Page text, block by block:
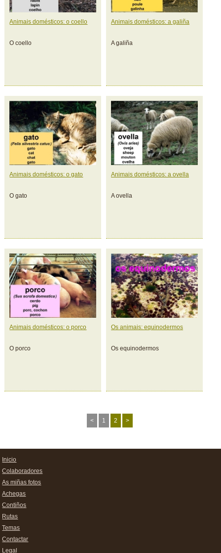
Animais domésticos: o coello
O coello
Animais domésticos: a galiña
A galiña
Animais domésticos: o gato
O gato
Animais domésticos: a ovella
A ovella
Animais domésticos: o porco
O porco
Os animais: equinodermos
Os equinodermos
< 1 2 >
Inicio
Colaboradores
As miñas fotos
Achegas
Contiños
Rutas
Temas
Contactar
Legal